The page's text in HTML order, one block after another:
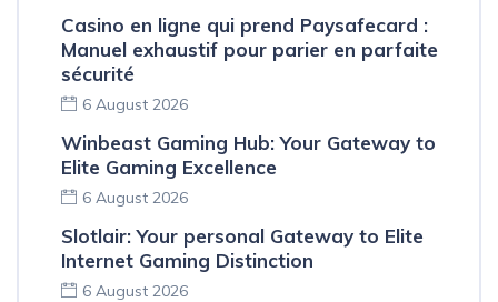
Casino en ligne qui prend Paysafecard :
Manuel exhaustif pour parier en parfaite
sécurité
6 August 2026
Winbeast Gaming Hub: Your Gateway to
Elite Gaming Excellence
6 August 2026
Slotlair: Your personal Gateway to Elite
Internet Gaming Distinction
6 August 2026